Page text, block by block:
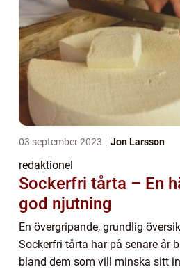
03 september 2023 Jon Larsson
redaktionel
Sockerfri tårta – En
god njutning
En övergripande, grundlig
Sockerfri tårta har på senare år
bland dem som vill minska sitt